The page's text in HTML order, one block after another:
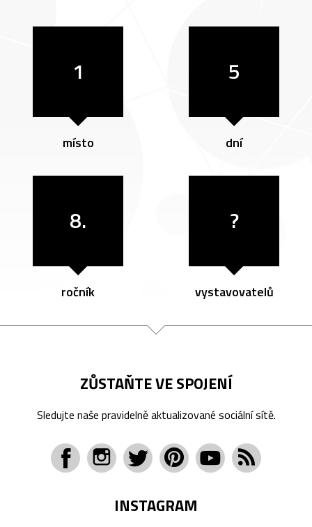
1
místo
5
dní
8.
ročník
?
vystavovatelů
ZŮSTAŇTE VE SPOJENÍ
Sledujte naše pravidelně aktualizované sociální sítě.
INSTAGRAM